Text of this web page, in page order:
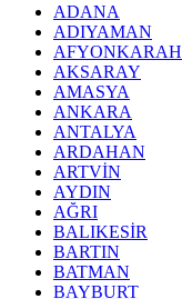
ADANA
ADIYAMAN
AKSARAY
AMASYA
ANKARA
ANTALYA
ARDAHAN
ARTVİN
AYDIN
AĞRI
BALIKESİR
BARTIN
BATMAN
BAYBURT